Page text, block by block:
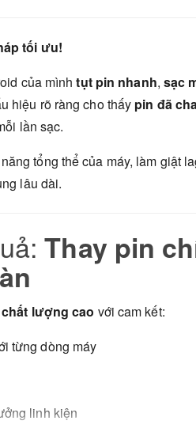
tối ưu!
của mìnhtụt pin nhanh, sạc
hiệu rõ ràng cho thấy pin đã
lần sạc.
tổng thể của máy, làm giật
lâu dài.
Thay pin
lượng cao với cam kết:
từng dòng máy
linh kiện